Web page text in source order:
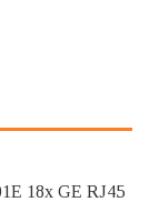
18x GE RJ45